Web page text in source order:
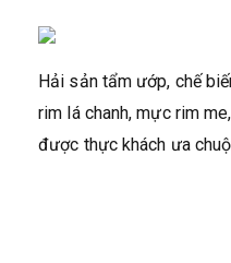
Hải sản tẩm ướp, chế
rim lá chanh, mực rim
được thực khách ưa